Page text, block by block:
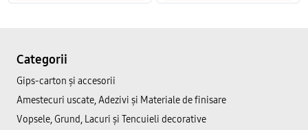
Categorii
Gips-carton și accesorii
Amestecuri uscate, Adezivi şi Materiale de finisare
Vopsele, Grund, Lacuri și Tencuieli decorative